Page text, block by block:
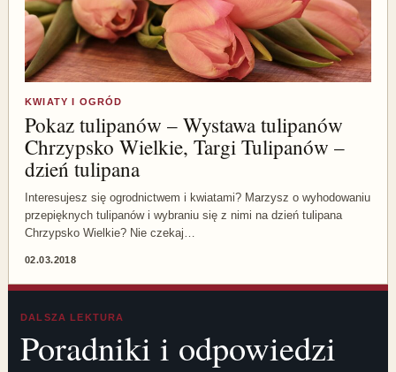
KWIATY I OGRÓD
Pokaz tulipanów – Wystawa tulipanów
Chrzypsko Wielkie, Targi Tulipanów –
dzień tulipana
Interesujesz się ogrodnictwem i kwiatami? Marzysz o wyhodowaniu
przepięknych tulipanów i wybraniu się z nimi na dzień tulipana
Chrzypsko Wielkie? Nie czekaj…
02.03.2018
DALSZA LEKTURA
Poradniki i odpowiedzi